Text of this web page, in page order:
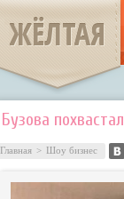
ЖЁЛТАЯ
Бузова
Главная > Шоу бизнес